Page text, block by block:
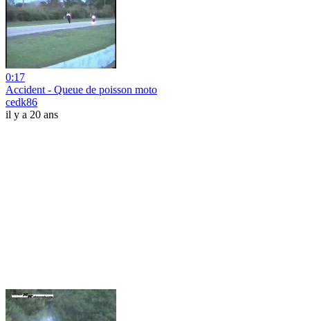
0:17
Accident - Queue de poisson moto
cedk86
il y a 20 ans